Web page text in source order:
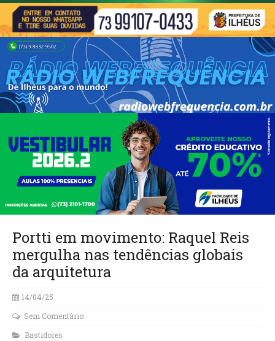
Portti em movimento: Raquel Reis
mergulha nas tendências globais
da arquitetura
14/04/25
Sem Comentário
Bastidores